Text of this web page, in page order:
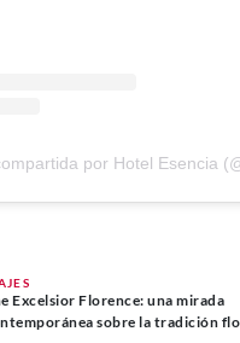
Excelsior Florence: una mirada
sobre la tradición